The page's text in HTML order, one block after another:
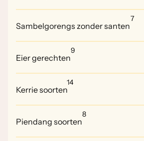
Sambelgorengs zonder santen
7
Eier gerechten
9
Kerrie soorten
14
Piendang soorten
8